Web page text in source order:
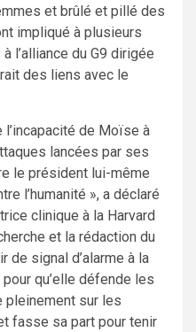
et brûlé et pillé des
impliqué à plusieurs
l’alliance du G9 dirigée
des liens avec le
de Moïse à
lancées par ses
le président lui-même
l’humanité », a déclaré
clinique à la Harvard
et la rédaction du
de signal d’alarme à la
qu’elle défende les
pleinement sur les
fasse sa part pour tenir